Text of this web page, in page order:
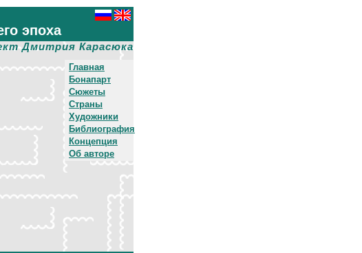
эпоха
Дмитрия Карасюка
Главная
Бонапарт
Сюжеты
Страны
Художники
Библиография
Концепция
Об авторе